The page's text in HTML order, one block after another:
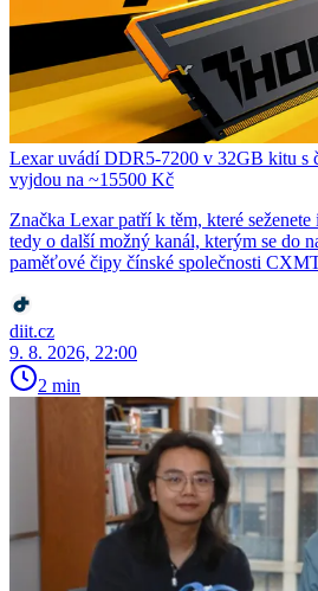
Lexar uvádí DDR5-7200 v 32GB kitu s
vyjdou na ~15500 Kč
Značka Lexar patří k těm, které
tedy o další možný kanál, kterým se do
paměťové čipy čínské společnosti
diit.cz
9. 8. 2026, 22:00
2 min